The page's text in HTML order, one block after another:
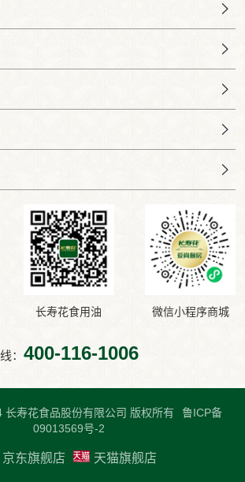
长寿花食用油 微信小程序商城
： 400-116-1006
寿花食品股份有限公司 版权所有
鲁ICP备
09013569号-2
京东旗舰店 天猫旗舰店